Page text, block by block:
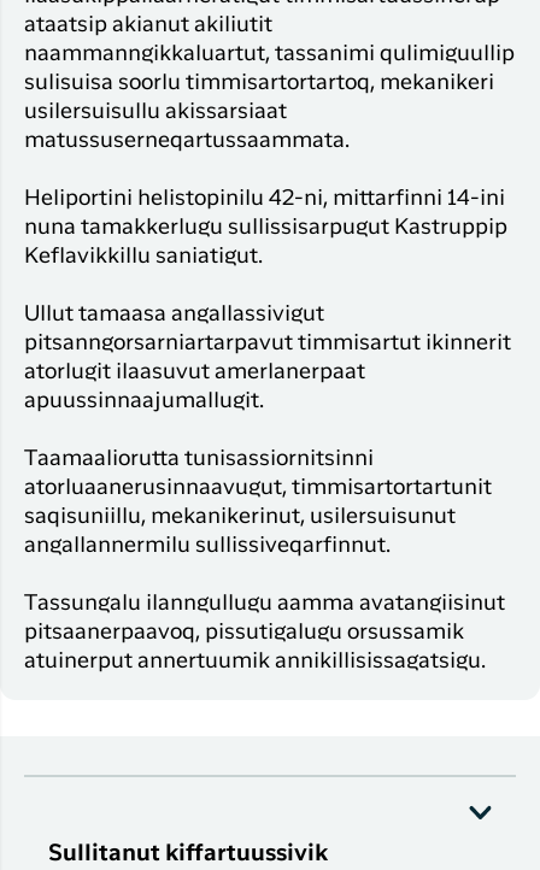
ataatsip akianut akiliutit
naammanngikkaluartut, tassanimi qulimiguullip
sulisuisa soorlu timmisartortartoq, mekanikeri
usilersuisullu akissarsiaat
matussuserneqartussaammata.
Heliportini helistopinilu 42-ni, mittarfinni 14-ini
nuna tamakkerlugu sullissisarpugut Kastruppip
Keflavikkillu saniatigut.
Ullut tamaasa angallassivigut
pitsanngorsarniartarpavut timmisartut ikinnerit
atorlugit ilaasuvut amerlanerpaat
apuussinnaajumallugit.
Taamaaliorutta tunisassiornitsinni
atorluaanerusinnaavugut, timmisartortartunit
saqisuniillu, mekanikerinut, usilersuisunut
angallannermilu sullissiveqarfinnut.
Tassungalu ilanngullugu aamma avatangiisinut
pitsaanerpaavoq, pissutigalugu orsussamik
atuinerput annertuumik annikillisissagatsigu.
Sullitanut kiffartuussivik